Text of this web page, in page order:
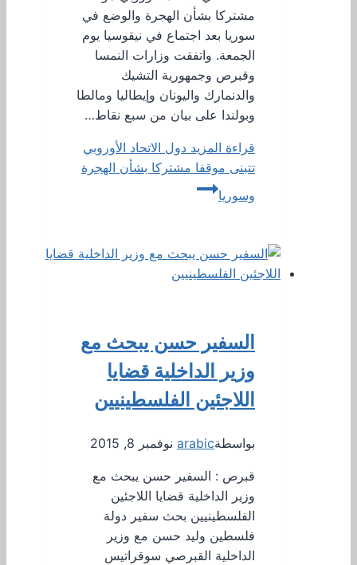
مشتركا بشأن الهجرة والوضع في
سوريا بعد اجتماع في نيقوسيا يوم
الجمعة. واتفقت وزارات النمسا
وقبرص وجمهورية التشيك
والدنمارك واليونان وإيطاليا ومالطا
وبولندا على بيان من سبع نقاط…
قراءة المزيد دول الاتحاد الأوروبي
تتبنى موقفا مشتركا بشأن الهجرة
وسوريا
السفير حسن يبحث مع
وزير الداخلية قضايا
اللاجئين الفلسطينيين
بواسطةarabic نوفمبر 8, 2015
قبرص : السفير حسن يبحث مع
وزير الداخلية قضايا اللاجئين
الفلسطينيين بحث سفير دولة
فلسطين وليد حسن مع وزير
الداخلية القبرصي سوقراتيس